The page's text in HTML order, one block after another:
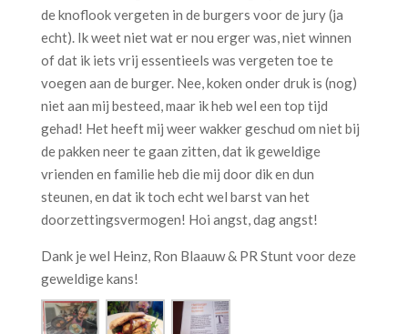
de knoflook vergeten in de burgers voor de jury (ja
echt). Ik weet niet wat er nou erger was, niet winnen
of dat ik iets vrij essentieels was vergeten toe te
voegen aan de burger. Nee, koken onder druk is (nog)
niet aan mij besteed, maar ik heb wel een top tijd
gehad! Het heeft mij weer wakker geschud om niet bij
de pakken neer te gaan zitten, dat ik geweldige
vrienden en familie heb die mij door dik en dun
steunen, en dat ik toch echt wel barst van het
doorzettingsvermogen! Hoi angst, dag angst!
Dank je wel Heinz, Ron Blaauw & PR Stunt voor deze
geweldige kans!